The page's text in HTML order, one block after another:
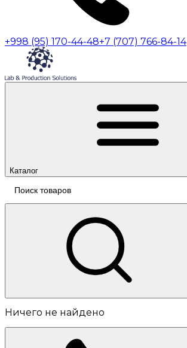
+998 (95) 170-44-48+7 (707) 766-84-14
Каталог
Ничего не найдено